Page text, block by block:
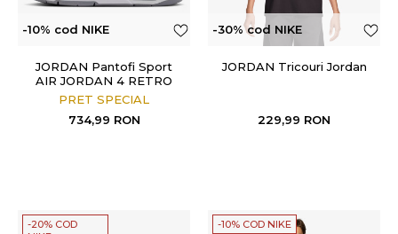
-10% cod NIKE
JORDAN Pantofi Sport
AIR JORDAN 4 RETRO
PRET SPECIAL
734,99 RON
-30% cod NIKE
JORDAN Tricouri Jordan
229,99 RON
-20% COD
-10% COD NIKE